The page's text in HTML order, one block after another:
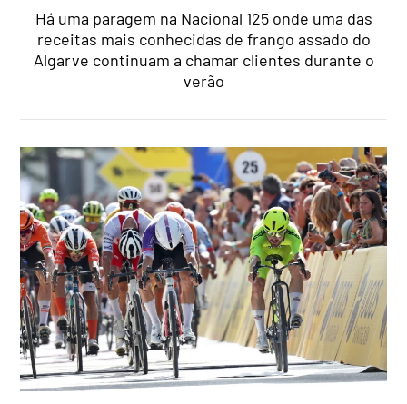
Há uma paragem na Nacional 125 onde uma das
receitas mais conhecidas de frango assado do
Algarve continuam a chamar clientes durante o
verão